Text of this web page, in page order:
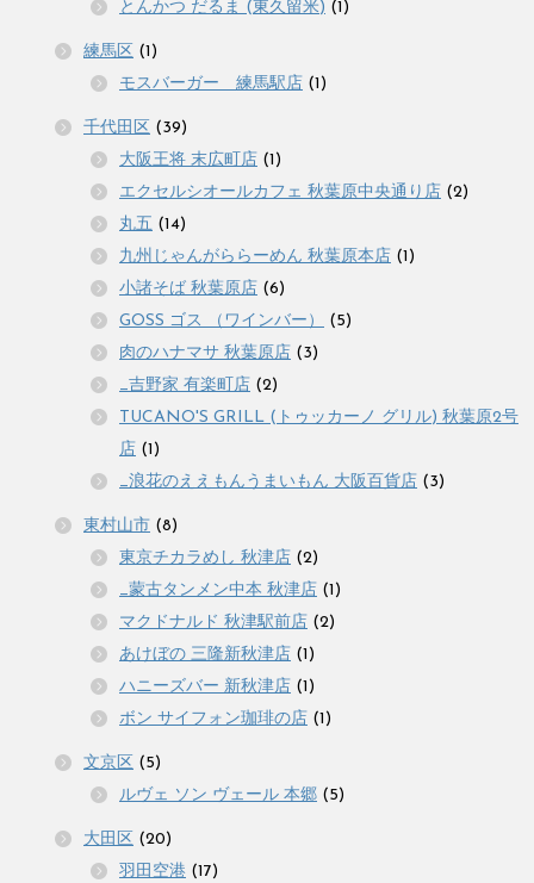
とんかつ だるま (東久留米) (1)
練馬区 (1)
モスバーガー 練馬駅店 (1)
千代田区 (39)
大阪王将 末広町店 (1)
エクセルシオールカフェ 秋葉原中央通り店 (2)
丸五 (14)
九州じゃんがららーめん 秋葉原本店 (1)
小諸そば 秋葉原店 (6)
GOSS ゴス （ワインバー）
(5)
肉のハナマサ 秋葉原店 (3)
_吉野家 有楽町店 (2)
TUCANO'S GRILL (トゥッカーノ グリル) 秋葉原2号
店 (1)
_浪花のええもんうまいもん 大阪百貨店 (3)
東村山市 (8)
東京チカラめし 秋津店 (2)
_蒙古タンメン中本 秋津店 (1)
マクドナルド 秋津駅前店 (2)
あけぼの 三隆新秋津店 (1)
ハニーズバー 新秋津店 (1)
ボン サイフォン珈琲の店 (1)
文京区 (5)
ルヴェ ソン ヴェール 本郷 (5)
大田区 (20)
羽田空港 (17)